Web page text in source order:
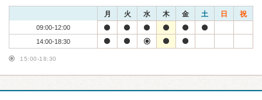
月 火 水 木 金 土 日 祝
09:00-12:00
14:00-18:30
15:00-18:30